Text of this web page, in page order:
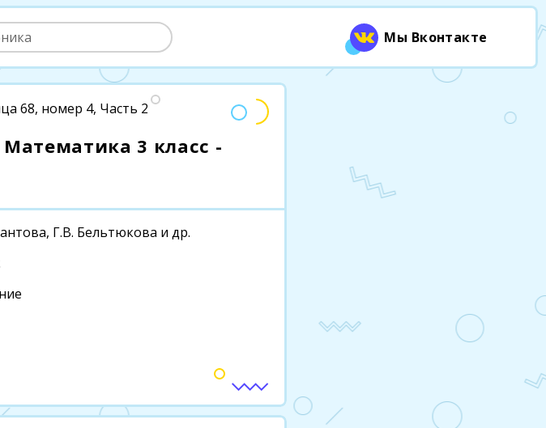
68, номер 4, Часть 2
3 класс -
Г.В. Бельтюкова и др.
Мы Вконтакте